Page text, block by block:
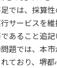
では、採算
サービスを
あること追記
題では、本
ており、堺